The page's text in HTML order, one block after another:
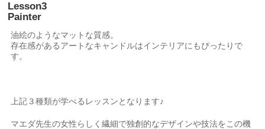
Lesson3
Painter
油絵のようなマットな質感。
存在感があるアートなキャンドルはインテリアにもぴったりで
す。
上記３種類が学べるレッスンとなります♪
マエダ先生の女性らしく繊細で独創的なデザインや技法をこの機